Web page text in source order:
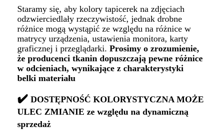
Staramy się, aby kolory tapicerek na zdjęciach
odzwierciedlały rzeczywistość, jednak drobne
różnice mogą wystąpić ze względu na różnice w
matrycy urządzenia, ustawienia monitora, karty
graficznej i przeglądarki. Prosimy o zrozumienie,
że producenci tkanin dopuszczają pewne różnice
w odcieniach, wynikające z charakterystyki
belki materiału
✔️ DOSTĘPNOŚĆ KOLORYSTYCZNA MOŻE
ULEC ZMIANIE ze względu na dynamiczną
sprzedaż